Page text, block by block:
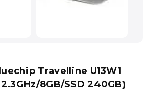
Travelline U13W1
8GB/SSD 240GB)